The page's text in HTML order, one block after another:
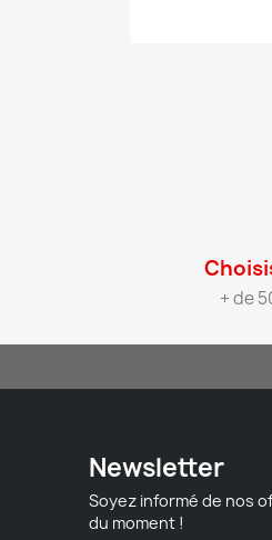
+ de
Newsletter
Soyez informé de nos
du moment !